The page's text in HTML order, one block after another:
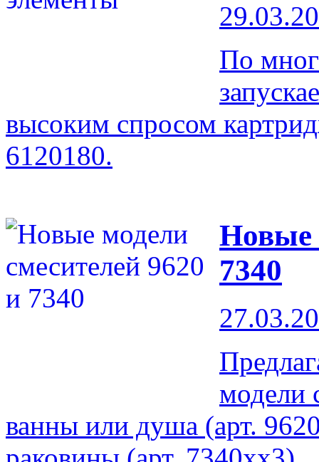
По
высоким спросом
6120180.
Новые
7340
модели
ванны или душа (арт.